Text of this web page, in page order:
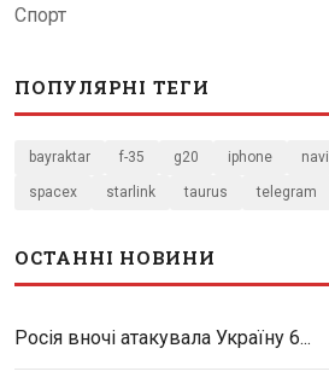
Спорт
ПОПУЛЯРНІ ТЕГИ
bayraktar f-35 g20 iphone navi
spacex starlink taurus telegram
ОСТАННІ НОВИНИ
Росія вночі атакувала Україну 6...